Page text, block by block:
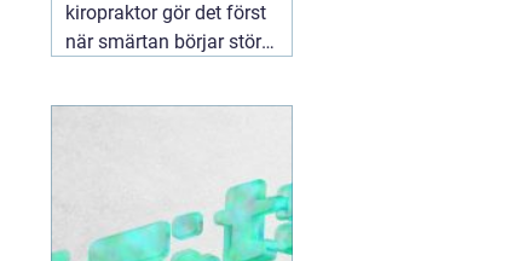
kiropraktor gör det först
när smärtan börjar störa
Ryggont, stel nacke eller
som att jobba, sova eller
träna betydligt svårare.
För den som letar efter